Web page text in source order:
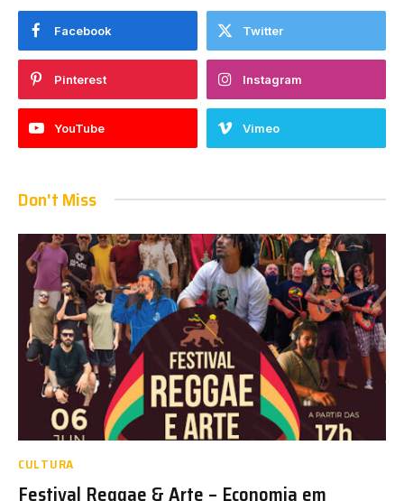
Facebook Twitter
Pinterest Instagram
YouTube Vimeo
Don't Miss
CULTURA
Festival Reggae & Arte – Economia em